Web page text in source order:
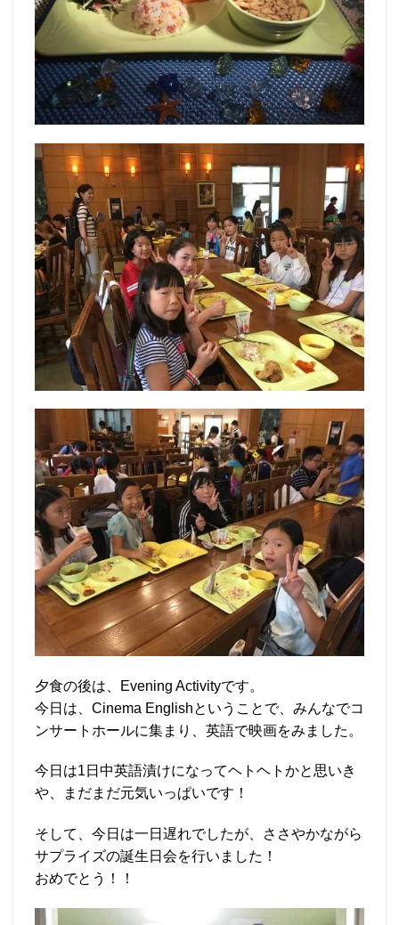
夕食の後は、Evening Activityです。
今日は、Cinema Englishということで、みんなでコ
ンサートホールに集まり、英語で映画をみました。
今日は1日中英語漬けになってヘトヘトかと思いき
や、まだまだ元気いっぱいです！
そして、今日は一日遅れでしたが、ささやかながら
サプライズの誕生日会を行いました！
おめでとう！！